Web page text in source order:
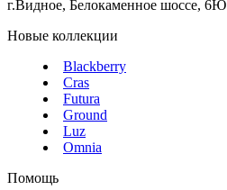
г.Видное, Белокаменное шоссе, 6Ю
Новые коллекции
Blackberry
Cras
Futura
Ground
Luz
Omnia
Помощь